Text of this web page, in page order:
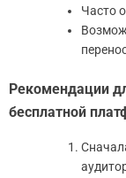
Часто
Рекомендации
бесплатной